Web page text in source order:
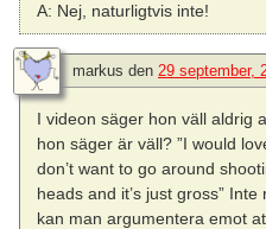
A: Nej, naturligtvis inte!
markus den 29 september,
I videon säger hon väll aldrig
hon säger är väll? ”I would
don’t want to go around
heads and it’s just gross”
kan man argumentera emot